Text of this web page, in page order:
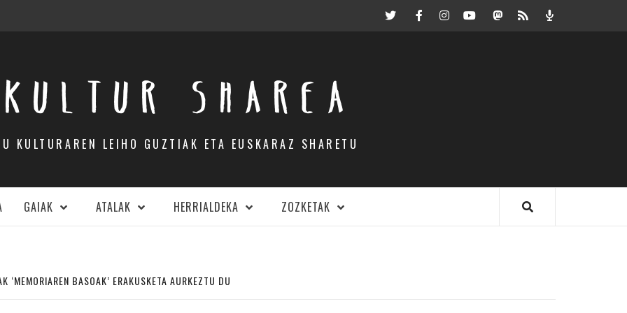
TwitterFacebookInstagramYoutubeMastodon.eus
RSS Podcast
KULTUR SHAREA
KULTURAREN LEIHO GUZTIAK ETA EUSKARAZ SHARETU
GAIAK ATALAK HERRIALDEKA ZOZKETAK
‘MEMORIAREN BASOAK’ ERAKUSKETA AURKEZTU DU